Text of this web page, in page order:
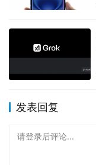
发表回复
请登录后评论...